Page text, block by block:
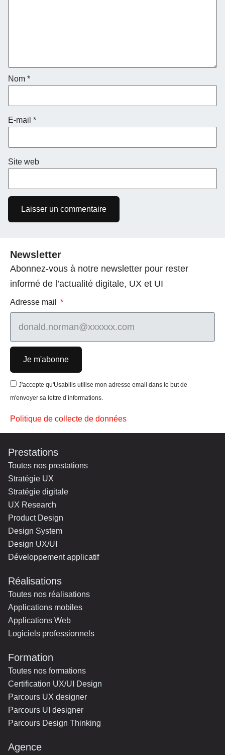
Nom *
E-mail *
Site web
Newsletter
Abonnez-vous à notre newsletter pour rester
informé de l’actualité digitale, UX et UI
Adresse mail
Je m'abonne
J'accepte qu'Usabilis utilise mon adresse email dans le but de
m'envoyer sa lettre d’informations.
Politique de collecte de données
Prestations
Toutes nos prestations
Stratégie UX
Stratégie digitale
UX Research
Product Design
Design System
Design UX/UI
Développement applicatif
Réalisations
Toutes nos réalisations
Applications mobiles
Applications Web
Logiciels professionnels
Formation
Toutes nos formations
Certification UX/UI Design
Parcours UX designer
Parcours UI designer
Parcours Design Thinking
Agence